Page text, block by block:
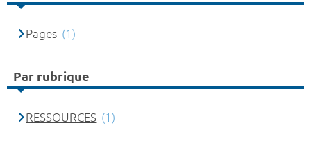
Pages (1)
Par rubrique
RESSOURCES (1)